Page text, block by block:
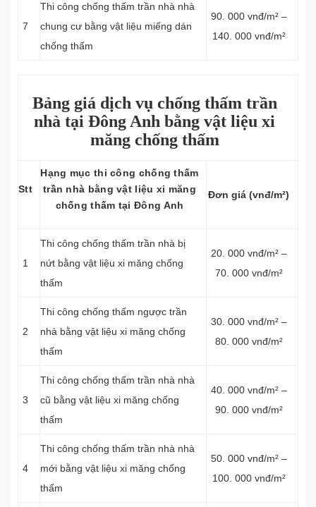
7
Thi công chống thấm trần nhà nhà
chung cư bằng vật liệu miếng dán
chống thấm
90. 000 vnđ/m² –
140. 000 vnđ/m²
Bảng giá dịch vụ chống thấm trần
nhà tại Đông Anh bằng vật liệu xi
măng chống thấm
Stt
Hạng mục thi công chống thấm
trần nhà bằng vật liệu xi măng
chống thấm tại Đông Anh
Đơn giá (vnđ/m²)
1
Thi công chống thấm trần nhà bị
nứt bằng vật liệu xi măng chống
thấm
20. 000 vnđ/m² –
70. 000 vnđ/m²
2
Thi công chống thấm ngược trần
nhà bằng vật liệu xi măng chống
thấm
30. 000 vnđ/m² –
80. 000 vnđ/m²
3
Thi công chống thấm trần nhà nhà
cũ bằng vật liệu xi măng chống
thấm
40. 000 vnđ/m² –
90. 000 vnđ/m²
4
Thi công chống thấm trần nhà nhà
mới bằng vật liệu xi măng chống
thấm
50. 000 vnđ/m² –
100. 000 vnđ/m²